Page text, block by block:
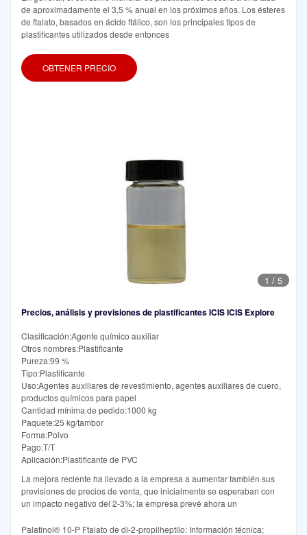
de aproximadamente el 3,5 % anual en los próximos años. Los ésteres
de ftalato, basados en ácido ftálico, son los principales tipos de
plastificantes utilizados desde entonces
OBTENER PRECIO
1 / 5
Precios, análisis y previsiones de plastificantes ICIS ICIS Explore
Clasificación:Agente químico auxiliar
Otros nombres:Plastificante
Pureza:99 %
Tipo:Plastificante
Uso:Agentes auxiliares de revestimiento, agentes auxiliares de cuero,
productos químicos para papel
Cantidad mínima de pedido:1000 kg
Paquete:25 kg/tambor
Forma:Polvo
Pago:T/T
Aplicación:Plastificante de PVC
La mejora reciente ha llevado a la empresa a aumentar también sus
previsiones de precios de venta, que inicialmente se esperaban con
un impacto negativo del 2-3%; la empresa prevé ahora un
Palatinol® 10-P Ftalato de di-2-propilheptilo: Información técnica;